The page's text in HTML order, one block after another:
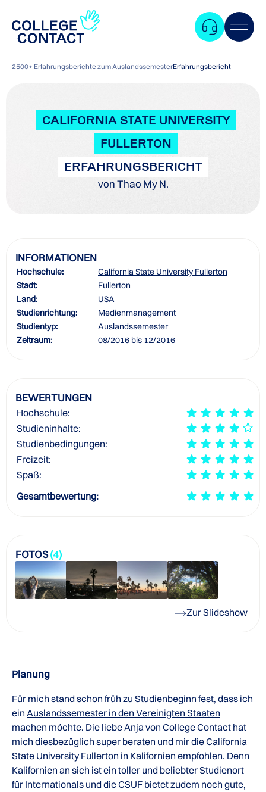
2500+ Erfahrungsberichte zum AuslandssemesterErfahrungsbericht
CALIFORNIA STATE UNIVERSITY
FULLERTON
ERFAHRUNGSBERICHT
von Thao My N.
INFORMATIONEN
Hochschule:
California State University Fullerton
Stadt:
Fullerton
Land:
USA
Studienrichtung:
Medienmanagement
Studientyp:
Auslandssemester
Zeitraum:
08/2016 bis 12/2016
BEWERTUNGEN
Hochschule:
Studieninhalte:
Studienbedingungen:
Freizeit:
Spaß:
Gesamtbewertung:
FOTOS(4)
Zur Slideshow
Planung
Für mich stand schon früh zu Studienbeginn fest, dass ich
ein Auslandssemester in den Vereinigten Staaten
machen möchte. Die liebe Anja von College Contact hat
mich diesbezüglich super beraten und mir dieCalifornia
State University Fullerton in Kalifornien empfohlen. Denn
Kalifornien an sich ist ein toller und beliebter Studienort
für Internationals und die CSUF bietet zudem noch gute,